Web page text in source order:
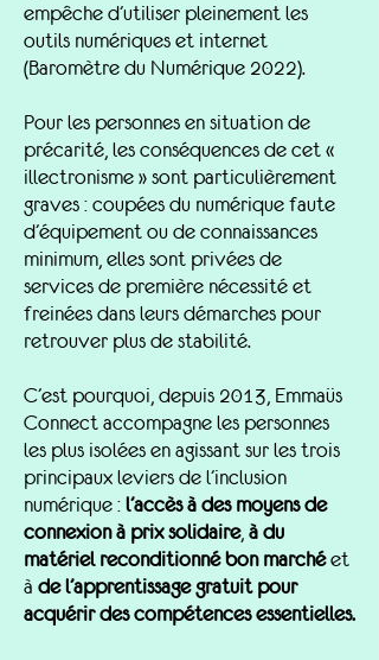
empêche d’utiliser pleinement les
outils numériques et internet
(Baromètre du Numérique 2022).
Pour les personnes en situation de
précarité, les conséquences de cet «
illectronisme » sont particulièrement
graves : coupées du numérique faute
d’équipement ou de connaissances
minimum, elles sont privées de
services de première nécessité et
freinées dans leurs démarches pour
retrouver plus de stabilité.
C’est pourquoi, depuis 2013, Emmaüs
Connect accompagne les personnes
les plus isolées en agissant sur les trois
principaux leviers de l’inclusion
numérique : l’accès à des moyens de
connexion à prix solidaire, à du
matériel reconditionné bon marchéet
à de l’apprentissage gratuit pour
acquérir des compétences essentielles.